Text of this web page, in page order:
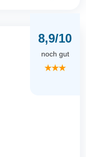
8,9/10
noch gut
★★★